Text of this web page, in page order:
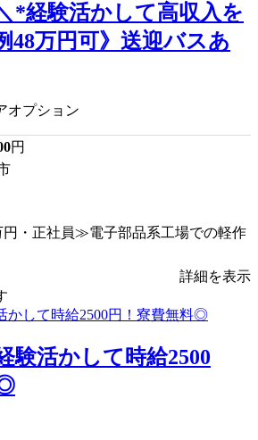
*経験活かして高収入を
48万円可》送迎バスあ
オプション
円
・正社員≫電子部品系工場での軽作
詳細を表示
験活かして時給2500